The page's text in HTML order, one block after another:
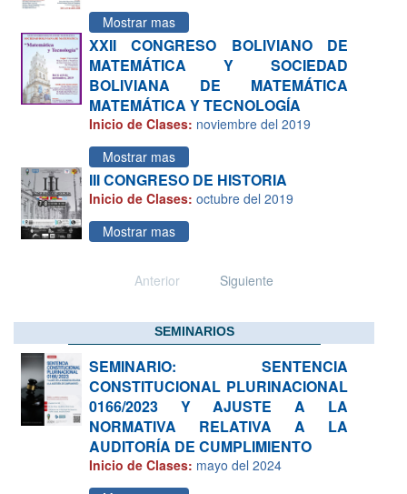
Mostrar mas
XXII CONGRESO BOLIVIANO DE
MATEMÁTICA Y SOCIEDAD
BOLIVIANA DE MATEMÁTICA
MATEMÁTICA Y TECNOLOGÍA
Inicio de Clases: noviembre del 2019
Mostrar mas
III CONGRESO DE HISTORIA
Inicio de Clases: octubre del 2019
Mostrar mas
Anterior Siguiente
SEMINARIOS
SEMINARIO: SENTENCIA
CONSTITUCIONAL PLURINACIONAL
0166/2023 Y AJUSTE A LA
NORMATIVA RELATIVA A LA
AUDITORÍA DE CUMPLIMIENTO
Inicio de Clases: mayo del 2024